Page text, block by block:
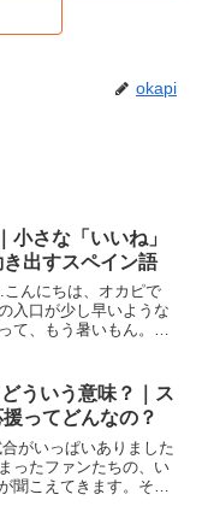
okapi
小さな「いいね」
出すスペイン語
んにちは、オカピで
入口が少し早いような
て、もう暑いもん。ま
まうような空気があり
ういう意味？｜ス
ってどんなの？
がいっぱいありました
ったファンたちの、い
聞こえてきます。その